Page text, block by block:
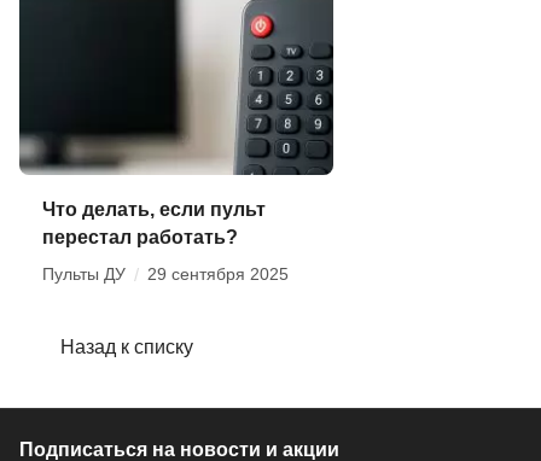
Что делать, если пульт
перестал работать?
Пульты ДУ / 29 сентября 2025
Назад к списку
Подписаться на новости и акции